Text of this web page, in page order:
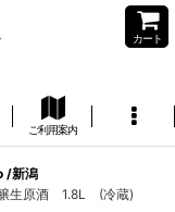
カート
ご利用案内
/新潟
生原酒 1.8L (冷蔵)